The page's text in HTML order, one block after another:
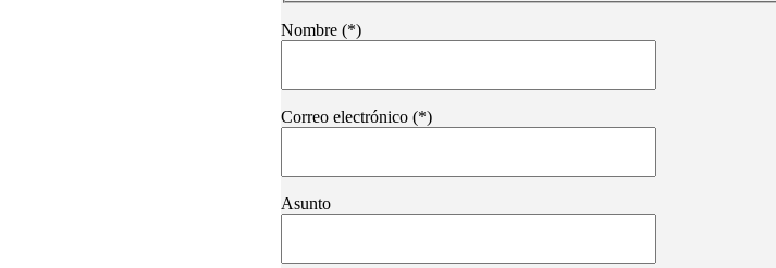
Nombre (*)
Correo electrónico (*)
Asunto